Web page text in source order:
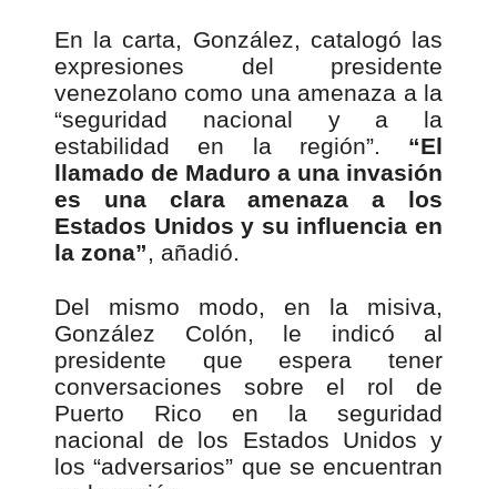
En la carta, González, catalogó las
expresiones del presidente
venezolano como una amenaza a la
“seguridad nacional y a la
estabilidad en la región”. “El
llamado de Maduro a una invasión
es una clara amenaza a los
Estados Unidos y su influencia en
la zona”, añadió.
Del mismo modo, en la misiva,
González Colón, le indicó al
presidente que espera tener
conversaciones sobre el rol de
Puerto Rico en la seguridad
nacional de los Estados Unidos y
los “adversarios” que se encuentran